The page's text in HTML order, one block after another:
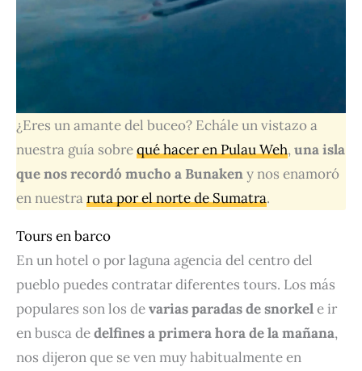
¿Eres un amante del buceo? Echále un vistazo a
nuestra guía sobrequé hacer en Pulau Weh,una isla
que nos recordó mucho a Bunakeny nos enamoró
en nuestraruta por el norte de Sumatra.
Tours en barco
En un hotel o por laguna agencia del centro del
pueblo puedes contratar diferentes tours. Los más
populares son los devarias paradas de snorkele ir
en busca dedelfines a primera hora de la mañana,
nos dijeron que se ven muy habitualmente en